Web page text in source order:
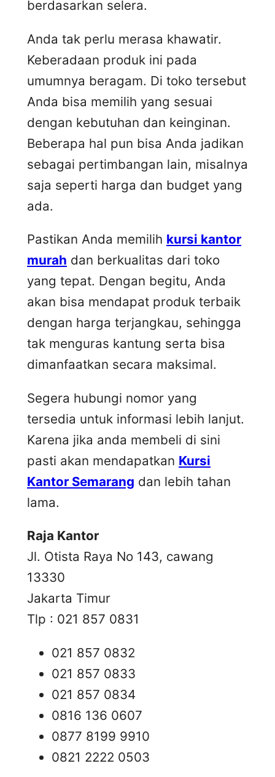
berdasarkan selera.
Anda tak perlu merasa khawatir.
Keberadaan produk ini pada
umumnya beragam. Di toko tersebut
Anda bisa memilih yang sesuai
dengan kebutuhan dan keinginan.
Beberapa hal pun bisa Anda jadikan
sebagai pertimbangan lain, misalnya
saja seperti harga dan budget yang
ada.
Pastikan Anda memilih kursi kantor
murah dan berkualitas dari toko
yang tepat. Dengan begitu, Anda
akan bisa mendapat produk terbaik
dengan harga terjangkau, sehingga
tak menguras kantung serta bisa
dimanfaatkan secara maksimal.
Segera hubungi nomor yang
tersedia untuk informasi lebih lanjut.
Karena jika anda membeli di sini
pasti akan mendapatkan Kursi
Kantor Semarang dan lebih tahan
lama.
Raja Kantor
Jl. Otista Raya No 143, cawang
13330
Jakarta Timur
Tlp : 021 857 0831
021 857 0832
021 857 0833
021 857 0834
0816 136 0607
0877 8199 9910
0821 2222 0503